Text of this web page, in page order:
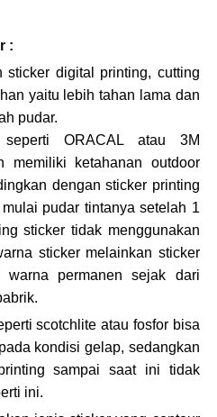
:
sticker digital printing, cutting
yaitu lebih tahan lama dan
pudar.
ORACAL atau 3M
memiliki ketahanan outdoor
dengan sticker printing
pudar tintanya setelah 1
sticker tidak menggunakan
sticker melainkan sticker
warna permanen sejak dari
scotchlite atau fosfor bisa
kondisi gelap, sedangkan
sampai saat ini tidak
ini.